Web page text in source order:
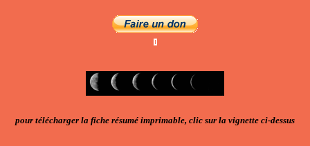
pour télécharger la fiche résumé imprimable, clic sur la vignette ci-dessus